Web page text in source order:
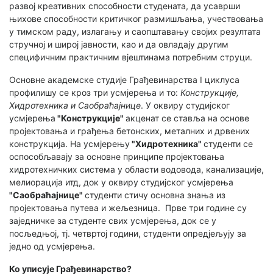
развој креативних способности студената, да усаврши
њихове способности критичког размишљања, учествовања
у тимском раду, излагању и саопштавању својих резултата
стручној и широј јавности, као и да овладају другим
специфичним практичним вјештинама потребним струци.
Основне академске студије Грађевинарства I циклуса
профилишу се кроз три усмјерења и то: Конструкције,
Хидротехника и Саобраћајнице. У оквиру студијског
усмјерења "Конструкције" акценат се ставља на основе
пројектовања и грађења бетонских, металних и дрвених
конструкција. На усмјерењу"Хидротехника" студенти се
оспособљавају за основне принципе пројектовања
хидротехничких система у области водовода, канализације,
мелиорација итд, док у оквиру студијског усмјерења
"Саобраћајнице" студенти стичу основна знања из
пројектовања путева и жељезница. Прве три године су
заједничке за студенте свих усмјерења, док се у
посљедњој, тј. четвртој години, студенти опредјељују за
једно од усмјерења.
Ко уписује Грађевинарство?